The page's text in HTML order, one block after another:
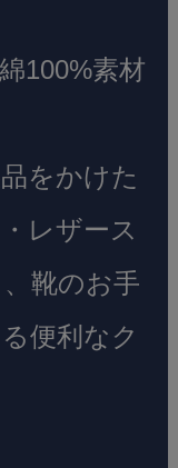
100%素材
をかけた
レザース
靴のお手
便利なク